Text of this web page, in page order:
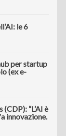
le 6
per startup
(ex e-
“L’AI è
innovazione.